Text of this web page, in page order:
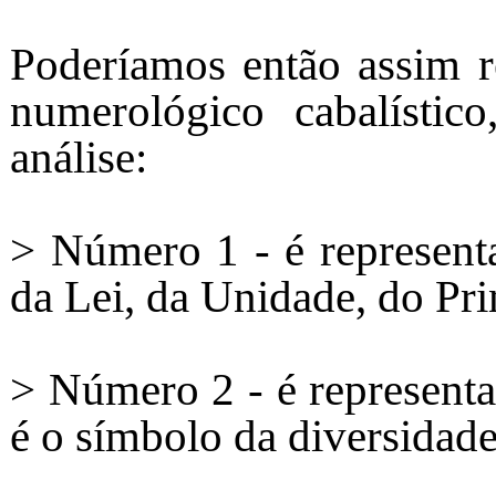
Poderíamos então assim
numerológico
análise:
> Número 1 - é
da Lei, da Unidade, do
> Número 2 - é
é o símbolo da